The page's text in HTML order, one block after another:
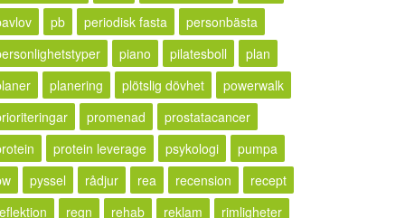
pb periodisk fasta
personbästa
piano pilatesboll
plan
planering plötslig dövhet
powerwalk
promenad
prostatacancer
protein leverage psykologi
pumpa
pyssel rådjur rea recension
recept
regn rehab reklam rimligheter